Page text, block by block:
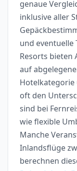
genaue
inklusive aller
und eventuelle
Resorts bieten
auf
Hotelkategorie
oft den
sind bei
wie flexible
Manche
Inlandsflüge
berechnen